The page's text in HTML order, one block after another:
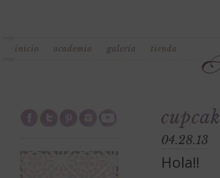
inicio academia galería tienda
04.28.13
Hola!!